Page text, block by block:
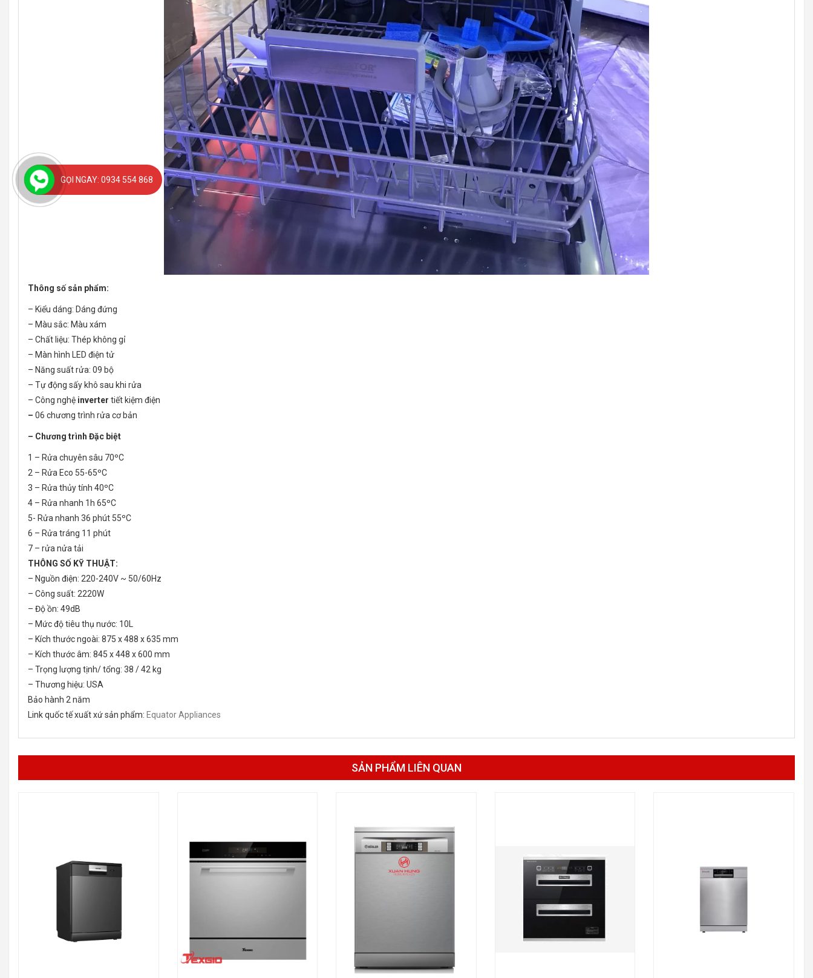
Thông số sản phẩm:
– Kiểu dáng: Dáng đứng
– Màu sắc: Màu xám
– Chất liệu: Thép không gỉ
– Màn hình LED điện tử
– Năng suất rửa: 09 bộ
– Tự động sấy khô sau khi rửa
– Công nghệ inverter tiết kiệm điện
– 06 chương trình rửa cơ bản
– Chương trình Đặc biệt
1 – Rửa chuyên sâu 70ºC
2 – Rửa Eco 55-65ºC
3 – Rửa thủy tính 40ºC
4 – Rửa nhanh 1h 65ºC
5- Rửa nhanh 36 phút 55ºC
6 – Rửa tráng 11 phút
7 – rửa nửa tải
THÔNG SỐ KỸ THUẬT:
– Nguồn điện: 220-240V ~ 50/60Hz
– Công suất: 2220W
– Độ ồn: 49dB
– Mức độ tiêu thụ nước: 10L
– Kích thước ngoài: 875 x 488 x 635 mm
– Kích thước âm: 845 x 448 x 600 mm
– Trọng lượng tịnh/ tổng: 38 / 42 kg
– Thương hiệu: USA
Bảo hành 2 năm
Link quốc tế xuất xứ sản phẩm: Equator Appliances
SẢN PHẨM LIÊN QUAN
GỌI NGAY: 0934 554 868